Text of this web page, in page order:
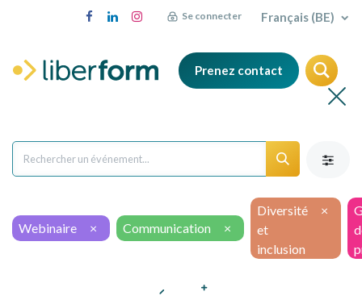
Se connecter Français (BE)
Prenez contact
Webinaire × Communication ×
Diversité
et
inclusion
×